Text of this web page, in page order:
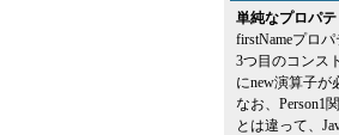
単純なプロパ
firstNameプロ
3つ目のコンス
にnew演算子が
なお、Person1
とは違って、